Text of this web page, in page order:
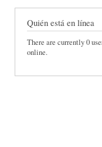
Quién está en línea
There are currently 0
online.